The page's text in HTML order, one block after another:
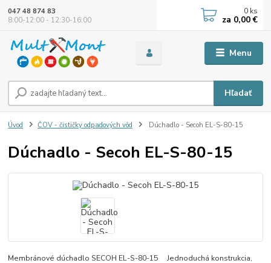
Menu
Hľadať
047 48 874 83
8:00-12:00 - 12:30-16:00
0 ks
za 0,00 €
Úvod ČOV - čističky odpadových vôd Dúchadlo - Secoh EL-S-80-15
Dúchadlo - Secoh EL-S-80-15
Membránové dúchadlo SECOH EL-S-80-15 Jednoduchá konstrukcia,